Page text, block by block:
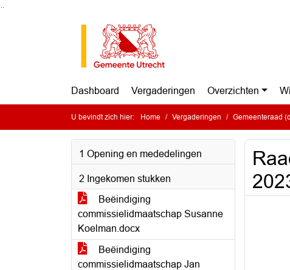
Dashboard Vergaderingen Overzichten
U bevindt zich hier: Home Vergaderingen Gemeenteraad
1 Opening en mededelingen
2 Ingekomen stukken
Beëindiging
commissielidmaatschap Susanne
Koelman.docx
Beëindiging
commissielidmaatschap Jan